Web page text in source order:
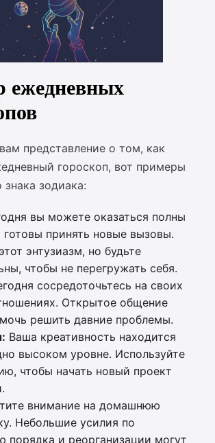
ежедневных
представление о том, как
гороскоп, вот примеры
зодиака:
вы можете оказаться полны
готовы принять новые вызовы.
энтузиазм, но будьте
чтобы не перегружать себя.
сосредоточьтесь на своих
Открытое общение
решить давние проблемы.
Ваша креативность находится
высоком уровне. Используйте
чтобы начать новый проект
внимание на домашнюю
Небольшие усилия по
порядка и реорганизации могут